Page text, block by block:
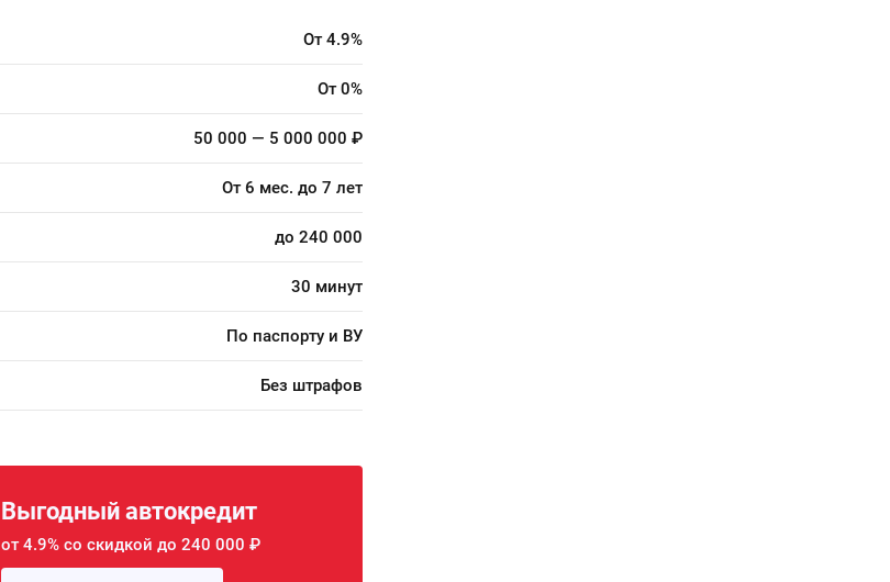
От 4.9%
От 0%
50 000 — 5 000 000 ₽
От 6 мес. до 7 лет
до 240 000
30 минут
По паспорту и ВУ
Без штрафов
Выгодный автокредит
от 4.9% со скидкой до 240 000 ₽